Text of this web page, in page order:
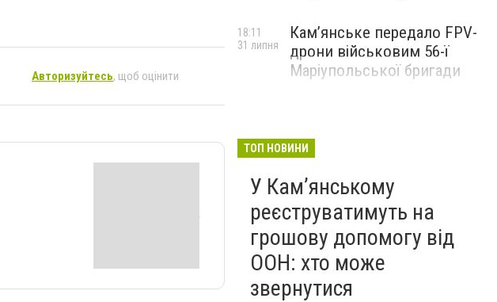
Авторизуйтесь, щоб оцінити
Кам’янське передало FPV-
дрони військовим 56-ї
Маріупольської бригади
18:11
31 липня
ТОП НОВИНИ
У Кам’янському
реєструватимуть на
грошову допомогу від
ООН: хто може
звернутися